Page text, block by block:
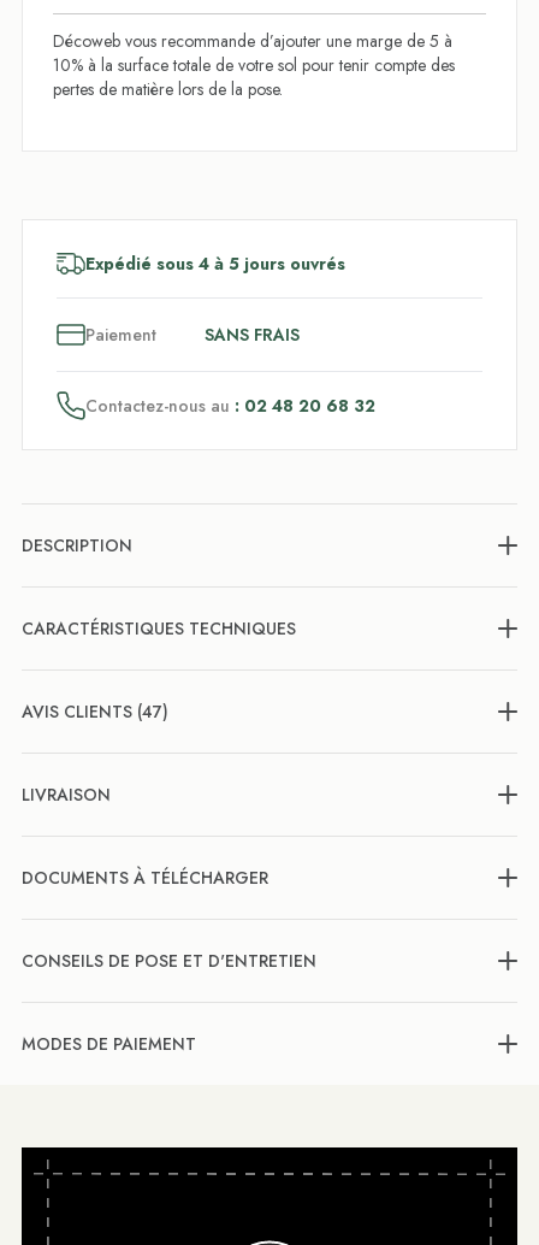
Décoweb vous recommande d’ajouter une marge de 5 à
10% à la surface totale de votre sol pour tenir compte des
pertes de matière lors de la pose.
Expédié sous 4 à 5 jours ouvrés
Paiement SANS FRAIS
Contactez-nous au : 02 48 20 68 32
DESCRIPTION
CARACTÉRISTIQUES TECHNIQUES
AVIS CLIENTS (47)
LIVRAISON
DOCUMENTS À TÉLÉCHARGER
CONSEILS DE POSE ET D'ENTRETIEN
MODES DE PAIEMENT